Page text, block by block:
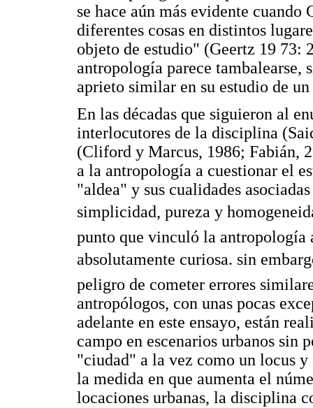
se hace aún más evidente
diferentes cosas en distintos
objeto de estudio" (Geertz 19 73:
antropología parece tambalearse,
aprieto similar en su estudio de
En las décadas que siguieron al
interlocutores de la disciplina
(Cliford y Marcus, 1986; Fabián,
a la antropología a cuestionar el
"aldea" y sus cualidades
simplicidad, pureza y
punto que vinculó la antropología
absolutamente curiosa. sin
peligro de cometer errores
antropólogos, con unas pocas
adelante en este ensayo, están
campo en escenarios urbanos sin
"ciudad" a la vez como un locus
la medida en que aumenta el
locaciones urbanas, la disciplina